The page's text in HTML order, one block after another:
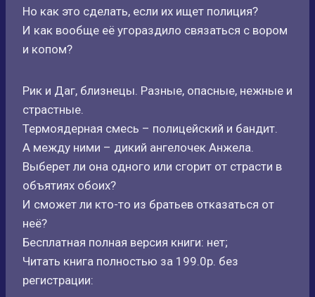
Но как это сделать, если их ищет полиция?
И как вообще её угораздило связаться с вором
и копом?
Рик и Даг, близнецы. Разные, опасные, нежные и
страстные.
Термоядерная смесь – полицейский и бандит.
А между ними – дикий ангелочек Анжела.
Выберет ли она одного или сгорит от страсти в
объятиях обоих?
И сможет ли кто-то из братьев отказаться от
неё?
Бесплатная полная версия книги: нет;
Читать книга полностью за 199.0р. без
регистрации: